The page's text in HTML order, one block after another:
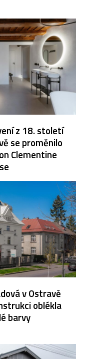
z 18. století
se proměnilo
Clementine
v Ostravě
oblékla
barvy